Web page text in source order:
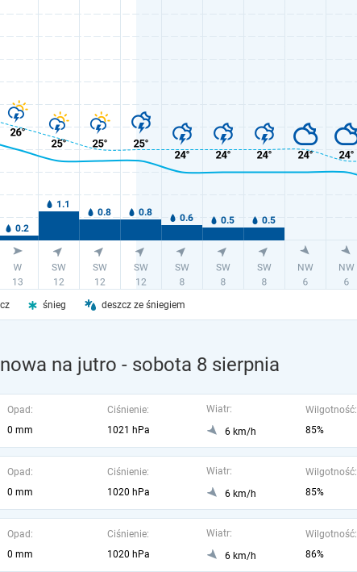
śnieg deszcz ze śniegiem
na jutro - sobota 8 sierpnia
Opad:
0 mm
Ciśnienie:
1021 hPa
Wiatr:
6 km/h
Wilgotność:
85%
Opad:
0 mm
Ciśnienie:
1020 hPa
Wiatr:
6 km/h
Wilgotność:
85%
Opad:
0 mm
Ciśnienie:
1020 hPa
Wiatr:
6 km/h
Wilgotność:
86%